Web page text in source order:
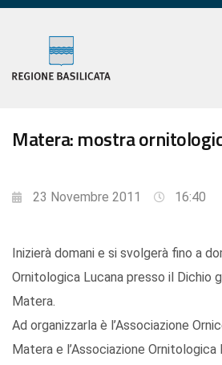
Matera: mostra
23 Novembre 2011 16:40
Inizierà domani e si svolgerà fino a
Ornitologica Lucana presso il Dichio
Matera.
Ad organizzarla è l’Associazione
Matera e l’Associazione